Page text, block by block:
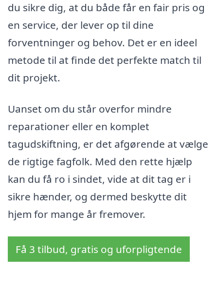
du sikre dig, at du både får en fair pris og
en service, der lever op til dine
forventninger og behov. Det er en ideel
metode til at finde det perfekte match til
dit projekt.
Uanset om du står overfor mindre
reparationer eller en komplet
tagudskiftning, er det afgørende at vælge
de rigtige fagfolk. Med den rette hjælp
kan du få ro i sindet, vide at dit tag er i
sikre hænder, og dermed beskytte dit
hjem for mange år fremover.
Få 3 tilbud, gratis og uforpligtende